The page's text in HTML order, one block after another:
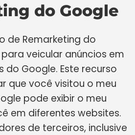
do Google
de Remarketing do
veicular anúncios em
do Google. Este recurso
que você visitou o meu
pode exibir o meu
em diferentes websites.
de terceiros, inclusive